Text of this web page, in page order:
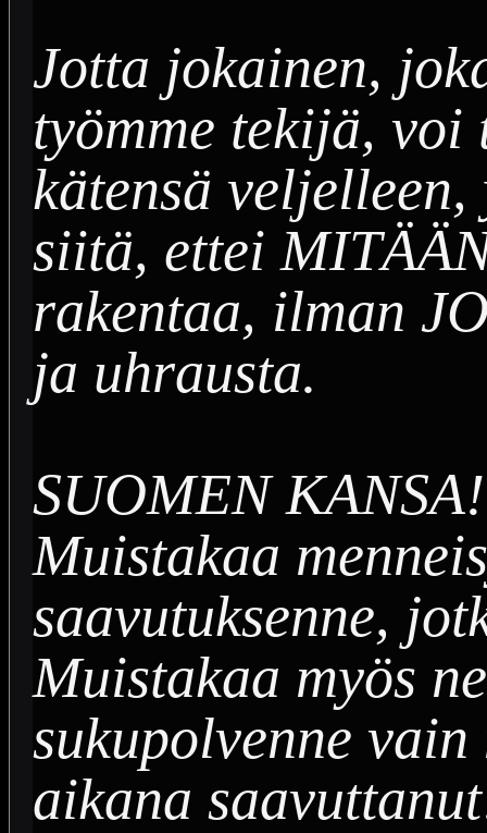
Jotta jokainen,
työmme tekijä,
kätensä
siitä, ettei
rakentaa, ilman
ja uhrausta.
SUOMEN
Muistakaa
saavutuksenne,
Muistakaa myös
sukupolvenne
aikana